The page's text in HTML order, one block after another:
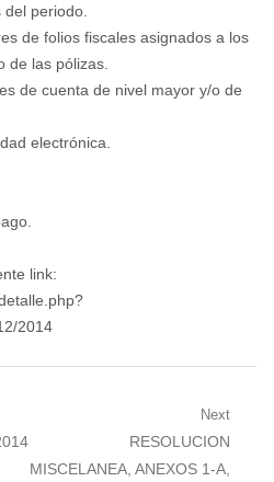
periodo.
de folios fiscales asignados a los
de las pólizas.
de cuenta de nivel mayor y/o de
electrónica.
link:
2014
Next
Next
post:
RESOLUCION
MISCELANEA, ANEXOS 1-A,